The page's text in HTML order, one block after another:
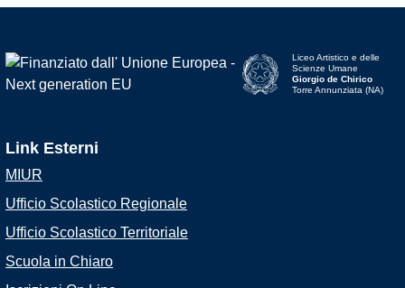
Liceo Artistico e delle
Scienze Umane
Giorgio de Chirico
Torre Annunziata (NA)
Link Esterni
MIUR
Ufficio Scolastico Regionale
Ufficio Scolastico Territoriale
Scuola in Chiaro